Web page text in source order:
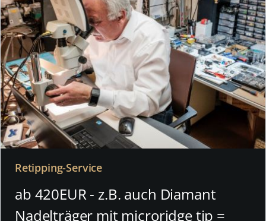
Retipping-Service
ab 420EUR - z.B. auch Diamant
Nadelträger mit microridge tip =